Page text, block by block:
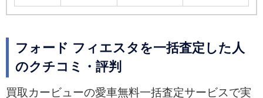
フォード フィエスタを一括査定した人
のクチコミ・評判
買取カービューの愛車無料一括査定サービスで実